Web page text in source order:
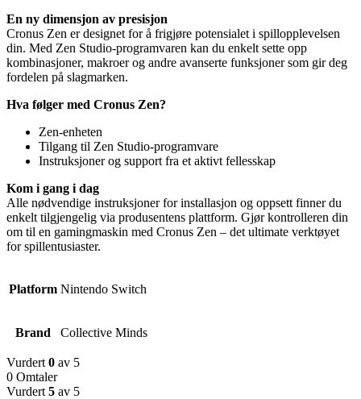
En ny dimensjon av presisjon
Cronus Zen er designet for å frigjøre potensialet i spillopplevelsen
din. Med Zen Studio-programvaren kan du enkelt sette opp
kombinasjoner, makroer og andre avanserte funksjoner som gir deg
fordelen på slagmarken.
Hva følger med Cronus Zen?
Zen-enheten
Tilgang til Zen Studio-programvare
Instruksjoner og support fra et aktivt fellesskap
Kom i gang i dag
Alle nødvendige instruksjoner for installasjon og oppsett finner du
enkelt tilgjengelig via produsentens plattform. Gjør kontrolleren din
om til en gamingmaskin med Cronus Zen – det ultimate verktøyet
for spillentusiaster.
Platform Nintendo Switch
Brand Collective Minds
Vurdert 0 av 5
0 Omtaler
Vurdert 5 av 5